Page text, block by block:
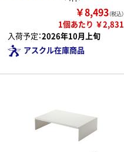
￥8,493（税込）
1個あたり ￥2,831
入荷予定：2026年10月上旬
アスクル在庫商品